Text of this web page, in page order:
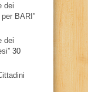
dei
BARI”
dei
30